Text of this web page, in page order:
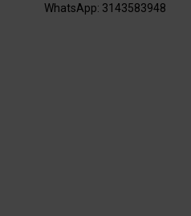
WhatsApp: 3143583948